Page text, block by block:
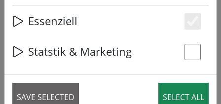
Essenziell
Statstik & Marketing
SAVE SELECTED SELECT ALL